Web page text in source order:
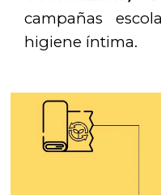
campañas
higiene íntima.